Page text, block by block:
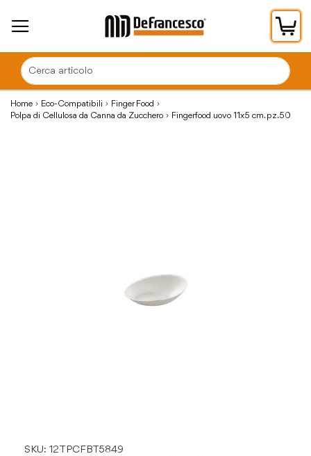
Home Eco-Compatibili
Finger Food
Polpa di Cellulosa da Canna da Zucchero
Fingerfood uovo 11x5 cm. pz.50
SKU: 12TPCFBT5849